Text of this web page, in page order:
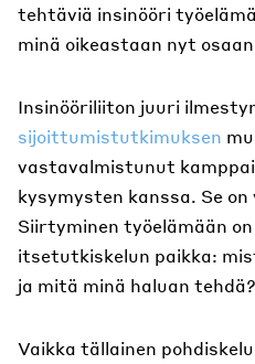
tehtäviä insinööri
minä oikeastaan nyt
Insinööriliiton juuri
sijoittumistutkimuksen
vastavalmistunut
kysymysten kanssa. Se
Siirtyminen työelämään
itsetutkiskelun paikka:
ja mitä minä haluan tehdä?
Vaikka tällainen